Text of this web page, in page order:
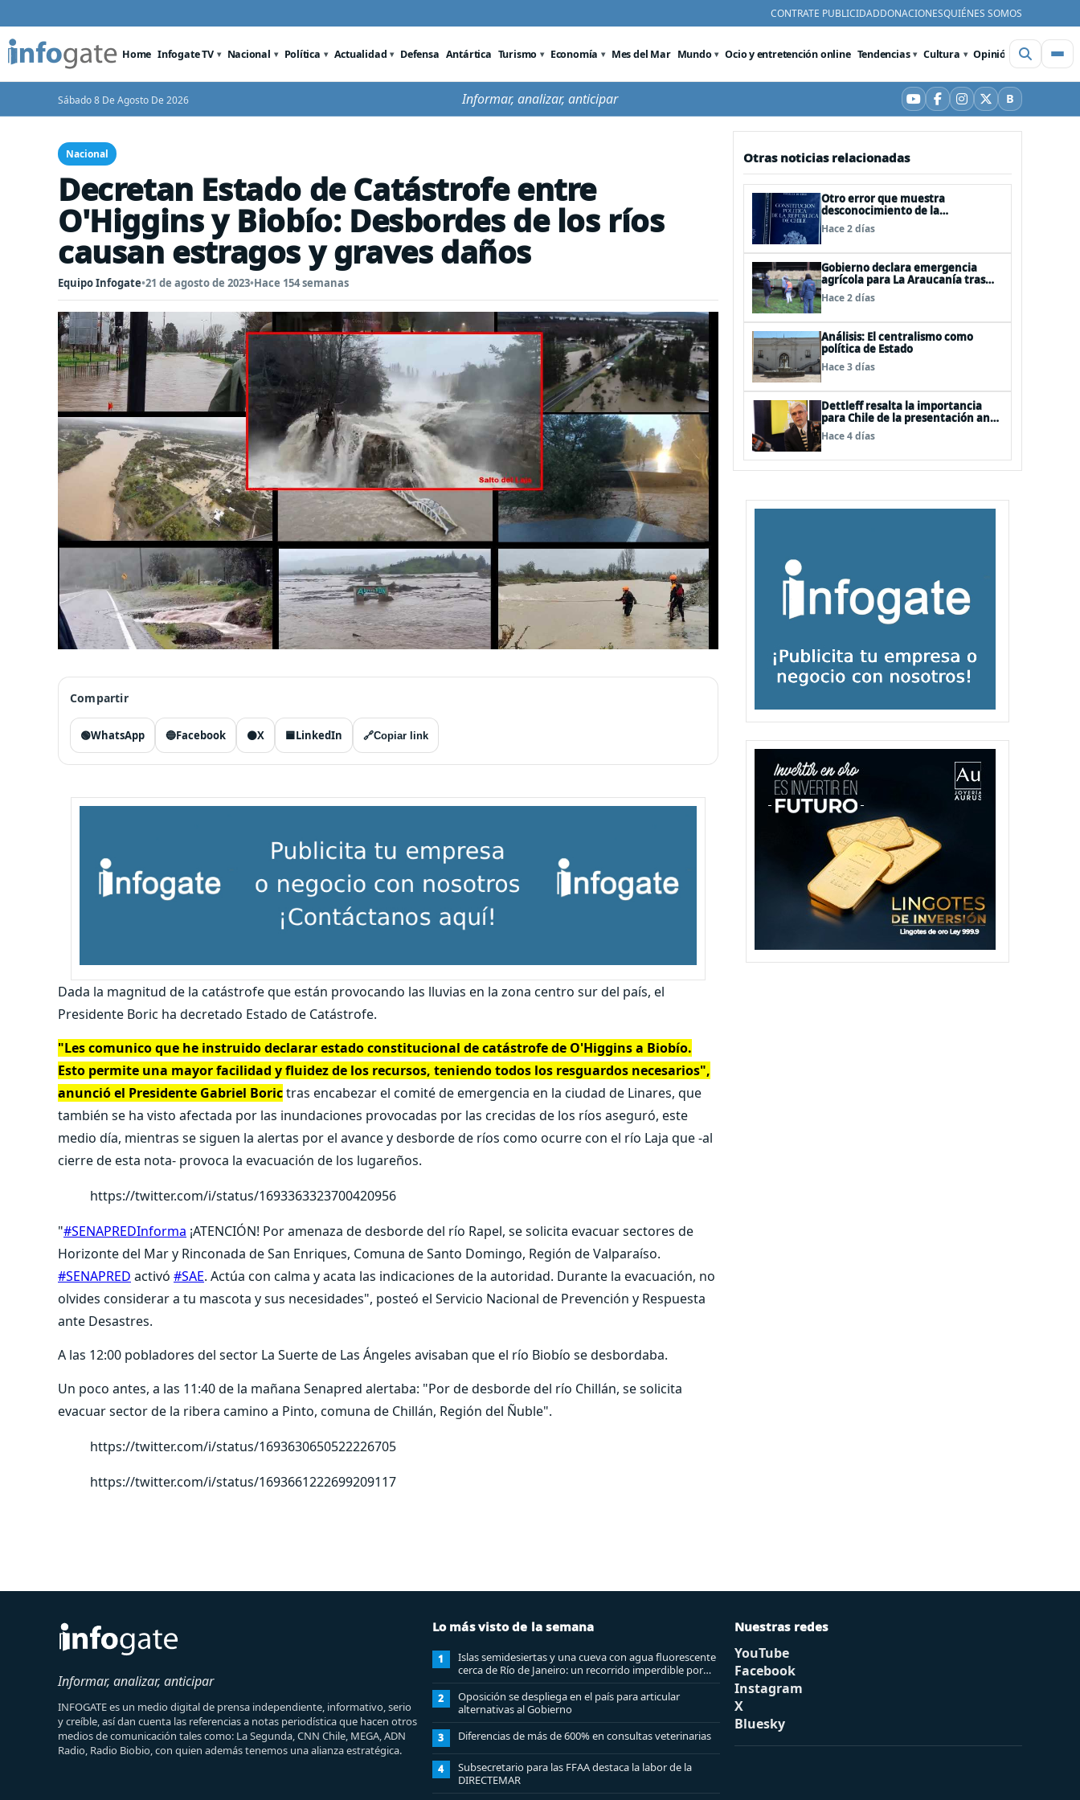
CONTRATE PUBLICIDADDONACIONESQUIÉNES SOMOS
Home Infogate TV Nacional Política Actualidad Defensa Antártica Turismo Economía Mes del Mar Mundo Ocio y entretención online Tendencias Cultura Opinión Videos
Sábado 8 De Agosto De 2026 Informar, analizar, anticipar YouTube
Facebook
Instagram
X BBluesky
Nacional
Decretan Estado de Catástrofe entre
O'Higgins y Biobío: Desbordes de los ríos
causan estragos y graves daños
Equipo Infogate•21 de agosto de 2023•Hace 154 semanas
Compartir
🟢WhatsApp 🔵Facebook ⚫X 🟦LinkedIn 🔗Copiar link
Dada la magnitud de la catástrofe que están provocando las lluvias en la zona centro sur del país, el
Presidente Boric ha decretado Estado de Catástrofe.
"Les comunico que he instruido declarar estado constitucional de catástrofe de O'Higgins a Biobío.
Esto permite una mayor facilidad y fluidez de los recursos, teniendo todos los resguardos necesarios",
anunció el Presidente Gabriel Borictras encabezar el comité de emergencia en la ciudad de Linares, que
también se ha visto afectada por las inundaciones provocadas por las crecidas de los ríos aseguró, este
medio día, mientras se siguen la alertas por el avance y desborde de ríos como ocurre con el río Laja que -al
cierre de esta nota- provoca la evacuación de los lugareños.
https://twitter.com/i/status/1693363323700420956
"#SENAPREDInforma ¡ATENCIÓN! Por amenaza de desborde del río Rapel, se solicita evacuar sectores de
Horizonte del Mar y Rinconada de San Enriques, Comuna de Santo Domingo, Región de Valparaíso.
#SENAPRED activó #SAE. Actúa con calma y acata las indicaciones de la autoridad. Durante la evacuación, no
olvides considerar a tu mascota y sus necesidades", posteó el Servicio Nacional de Prevención y Respuesta
ante Desastres.
A las 12:00 pobladores del sector La Suerte de Las Ángeles avisaban que el río Biobío se desbordaba.
Un poco antes, a las 11:40 de la mañana Senapred alertaba: "Por de desborde del río Chillán, se solicita
evacuar sector de la ribera camino a Pinto, comuna de Chillán, Región del Ñuble".
https://twitter.com/i/status/1693630650522226705
https://twitter.com/i/status/1693661222699209117
Otras noticias relacionadas
Otro error que muestra
desconocimiento de la
Constitución: Artículo 1 consagra
resguardar la seguridad nacional y
Hace 2 días
Gobierno declara emergencia
agrícola para La Araucanía tras
desastres por pasos de sistemas
frontales
Hace 2 días
Análisis: El centralismo como
política de Estado
Hace 3 días
Dettleff resalta la importancia
para Chile de la presentación ante
la ONU de la Plataforma
Continental Extendida del
Hace 4 días
Informar, analizar, anticipar
INFOGATE es un medio digital de prensa independiente, informativo, serio
y creíble, así dan cuenta las referencias a notas periodística que hacen otros
medios de comunicación tales como: La Segunda, CNN Chile, MEGA, ADN
Radio, Radio Biobio, con quien además tenemos una alianza estratégica.
Lo más visto de la semana
1
Islas semidesiertas y una cueva con agua fluorescente
cerca de Río de Janeiro: un recorrido imperdible por
Angra dos Reis
2
Oposición se despliega en el país para articular
alternativas al Gobierno
3 Diferencias de más de 600% en consultas veterinarias
4
Subsecretario para las FFAA destaca la labor de la
DIRECTEMAR
Nuestras redes
YouTube
Facebook
Instagram
X
Bluesky